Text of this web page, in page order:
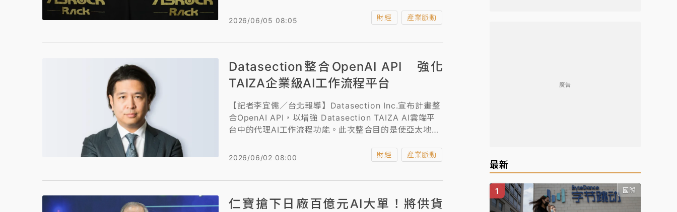
國領先企業的專用高效能運算平台。
2026/06/05 08:05 財經 產業脈動
Datasection整合OpenAI API 強化
TAIZA企業級AI工作流程平台
【記者李宜儒／台北報導】Datasection Inc.宣布計畫整
合OpenAI API，以增強 Datasection TAIZA AI雲端平
台中的代理AI工作流程功能。此次整合目的是使亞太地區
產品功能，並運用OpenAI模型，而無需直接存取OpenAI
2026/06/02 08:00 財經 產業脈動
仁寶搶下日廠百億元AI大單！將供貨
廣告
最新
國際